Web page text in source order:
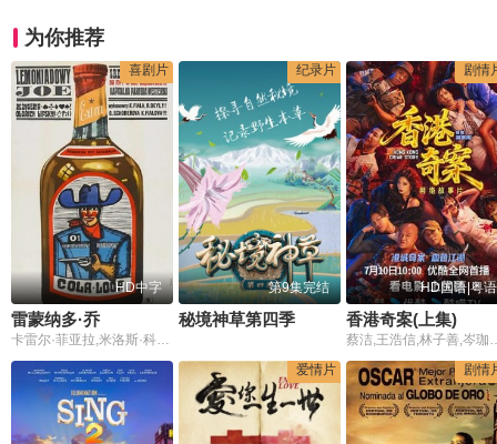
为你推荐
喜剧片
HD中字
雷蒙纳多·乔
卡雷尔·菲亚拉,米洛斯·科佩基,科维塔·菲亚洛娃
纪录片
第9集完结
秘境神草第四季
剧情
HD国语|粤语
香港奇案(上集)
蔡洁,王浩信,林子善,岑珈其,洪浚嘉,何珮瑜,吴志雄,
爱情片 剧情